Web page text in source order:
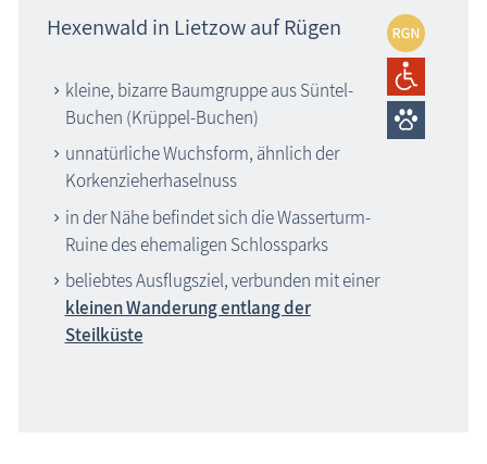
Hexenwald in Lietzow auf Rügen
kleine, bizarre Baumgruppe aus Süntel-
Buchen (Krüppel-Buchen)
unnatürliche Wuchsform, ähnlich der
Korkenzieherhaselnuss
in der Nähe befindet sich die Wasserturm-
Ruine des ehemaligen Schlossparks
beliebtes Ausflugsziel, verbunden mit einer
kleinen Wanderung entlang der
Steilküste